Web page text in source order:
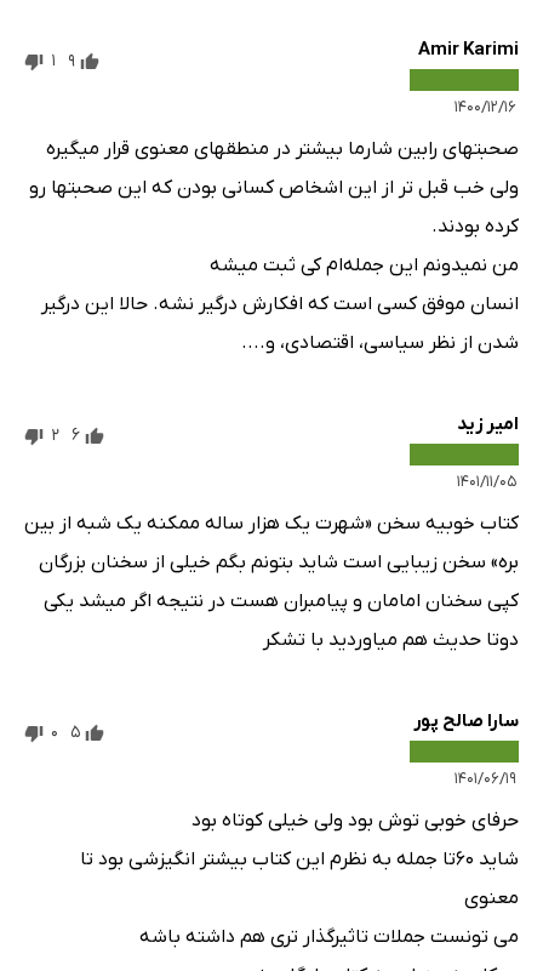
Amir Karimi
۱۴۰۰/۱۲/۱۶
9
1
صحبتهای رابین شارما بیشتر در منطقهای معنوی قرار میگیره
ولی خب قبل تر از این اشخاص کسانی بودن که این صحبتها رو
کرده بودند.
من نمیدونم این جمله‌ام کی ثبت میشه
انسان موفق کسی است که افکارش درگیر نشه. حالا این درگیر
شدن از نظر سیاسی، اقتصادی، و....
امیر زید
۱۴۰۱/۱۱/۰۵
6
2
کتاب خوبیه سخن «شهرت یک هزار ساله ممکنه یک شبه از بین
بره» سخن زیبایی است شاید بتونم بگم خیلی از سخنان بزرگان
کپی سخنان امامان و پیامبران هست در نتیجه اگر میشد یکی
دوتا حدیث هم میاوردید با تشکر
سارا صالح پور
۱۴۰۱/۰۶/۱۹
5
0
حرفای خوبی توش بود ولی خیلی کوتاه بود
شاید ۶۰تا جمله به نظرم این کتاب بیشتر انگیزشی بود تا
معنوی
می تونست جملات تاثیرگذار تری هم داشته باشه